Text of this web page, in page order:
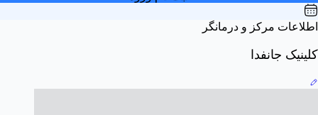
اطلاعات مرکز و درمانگر
کلینیک جانفدا